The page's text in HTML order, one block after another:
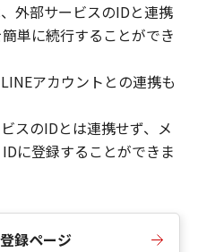
外部サービスのIDと連携
単に続行することができ
アカウントとの連携も
スのIDとは連携せず、メ
に登録することができま
録ページ